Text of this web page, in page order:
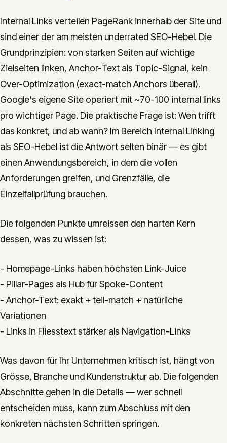
Internal Links verteilen PageRank innerhalb der Site und
sind einer der am meisten underrated SEO-Hebel. Die
Grundprinzipien: von starken Seiten auf wichtige
Zielseiten linken, Anchor-Text als Topic-Signal, kein
Over-Optimization (exact-match Anchors überall).
Google's eigene Site operiert mit ~70-100 internal links
pro wichtiger Page. Die praktische Frage ist: Wen trifft
das konkret, und ab wann? Im Bereich Internal Linking
als SEO-Hebel ist die Antwort selten binär — es gibt
einen Anwendungsbereich, in dem die vollen
Anforderungen greifen, und Grenzfälle, die
Einzelfallprüfung brauchen.
Die folgenden Punkte umreissen den harten Kern
dessen, was zu wissen ist:
- Homepage-Links haben höchsten Link-Juice
- Pillar-Pages als Hub für Spoke-Content
- Anchor-Text: exakt + teil-match + natürliche
Variationen
- Links in Fliesstext stärker als Navigation-Links
Was davon für Ihr Unternehmen kritisch ist, hängt von
Grösse, Branche und Kundenstruktur ab. Die folgenden
Abschnitte gehen in die Details — wer schnell
entscheiden muss, kann zum Abschluss mit den
konkreten nächsten Schritten springen.